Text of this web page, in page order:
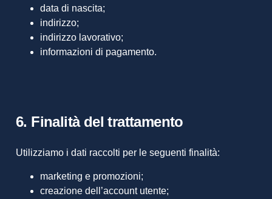
data di nascita;
indirizzo;
indirizzo lavorativo;
informazioni di pagamento.
6. Finalità del trattamento
Utilizziamo i dati raccolti per le seguenti finalità:
marketing e promozioni;
creazione dell’account utente;